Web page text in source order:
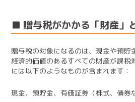
■ 贈与税がかかる「財産」
贈与税の対象になるのは、現金や預貯
経済的価値のあるすべての財産が課税
には以下のようなものが含まれます：
現金、預貯金、有価証券（株式、債券